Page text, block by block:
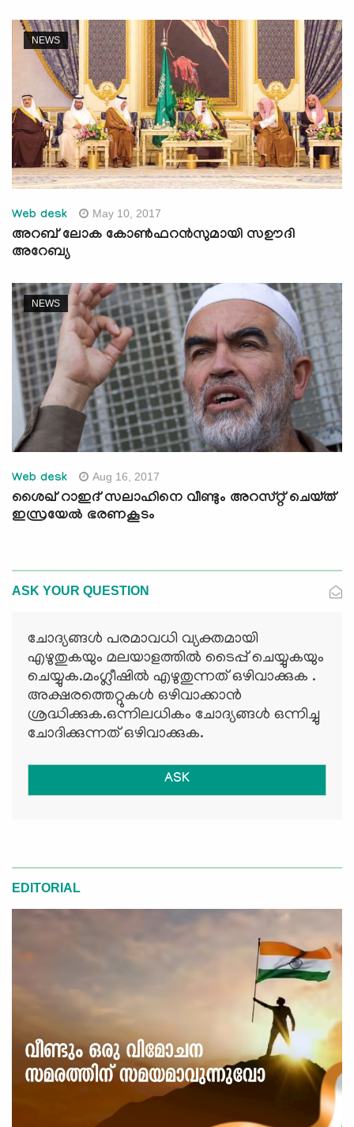
NEWS
Web desk May 10, 2017
അറബ് ലോക കോണ്‍ഫറന്‍സുമായി സഊദി
അറേബ്യ
NEWS
Web desk Aug 16, 2017
ശൈഖ് റാഇദ് സലാഹിനെ വീണ്ടും അറസ്റ്റ് ചെയ്ത്
ഇസ്രയേല്‍ ഭരണകൂടം
ASK YOUR QUESTION
ചോദ്യങ്ങള്‍ പരമാവധി വ്യക്തമായി
എഴുതുകയും മലയാളത്തില്‍ ടൈപ്പ് ചെയ്യുകയും
ചെയ്യുക.മംഗ്ലീഷില്‍ എഴുതുന്നത് ഒഴിവാക്കുക .
അക്ഷരത്തെറ്റുകള്‍ ഒഴിവാക്കാന്‍
ശ്രദ്ധിക്കുക.ഒന്നിലധികം ചോദ്യങ്ങള്‍ ഒന്നിച്ചു
ചോദിക്കുന്നത് ഒഴിവാക്കുക.
ASK
EDITORIAL